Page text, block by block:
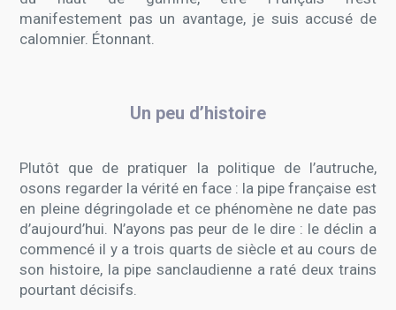
manifestement pas un avantage, je suis accusé de
calomnier. Étonnant.
Un peu d’histoire
Plutôt que de pratiquer la politique de l’autruche,
osons regarder la vérité en face : la pipe française est
en pleine dégringolade et ce phénomène ne date pas
d’aujourd’hui. N’ayons pas peur de le dire : le déclin a
commencé il y a trois quarts de siècle et au cours de
son histoire, la pipe sanclaudienne a raté deux trains
pourtant décisifs.